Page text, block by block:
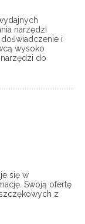
narzędzi
i
wysoko
do
się w
Swoją ofertę
z